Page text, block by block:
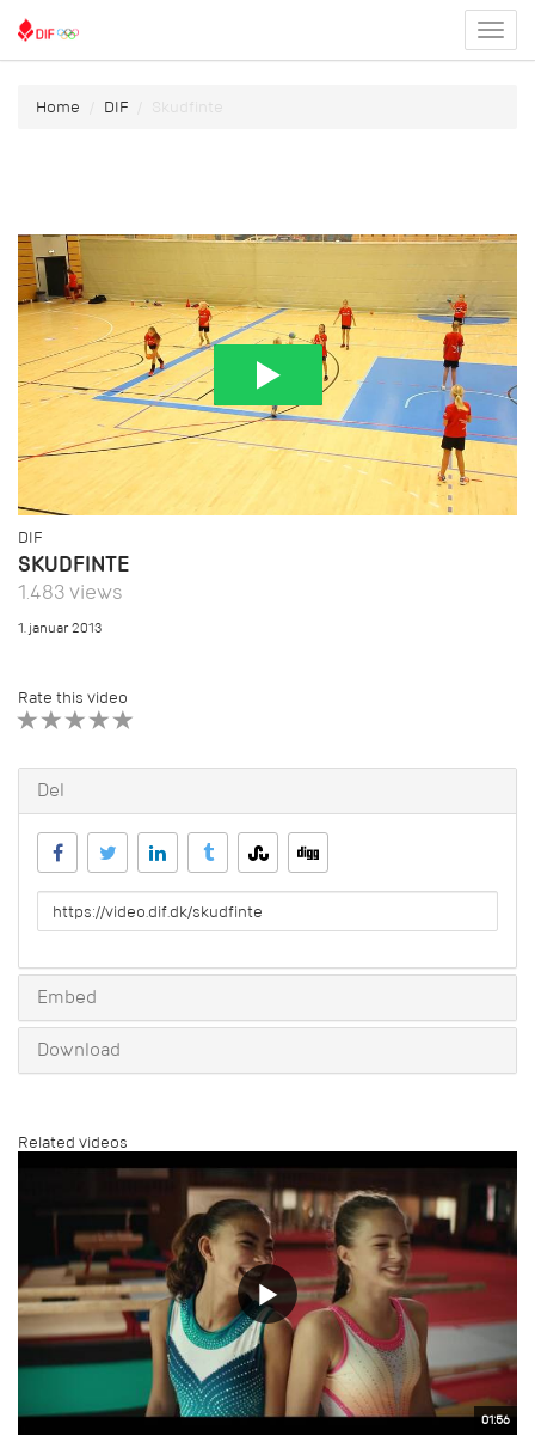
menu
Home DIF Skudfinte
DIF
SKUDFINTE
1.483 views
1. januar 2013
Rate this video
Del
URL
to
Embed
Download
Related videos
01:56